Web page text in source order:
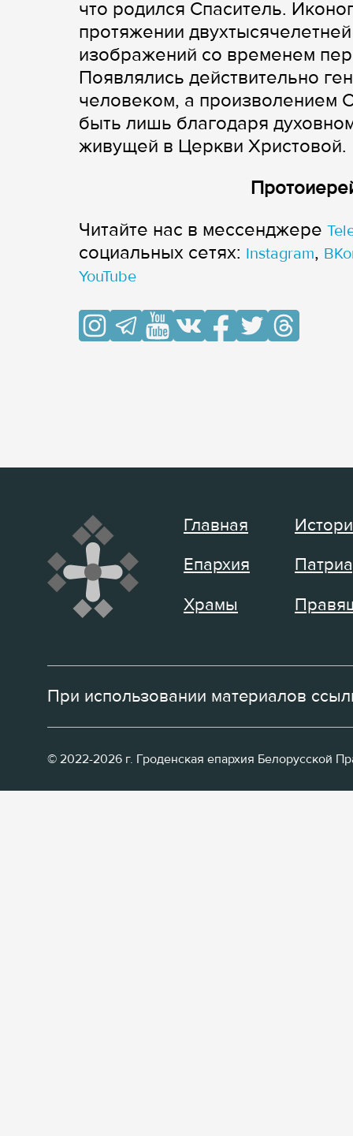
что родился Спаситель.
протяжении
изображений со временем
Появлялись действительно
человеком, а произволением
быть лишь благодаря
живущей в Церкви Христовой.
Читайте нас в мессенджере
cоциальных сетях: Instagram,
YouTube
Главная
Епархия
Храмы
При использовании материалов
© 2022-2026 г. Гроденская епархия Белорусской